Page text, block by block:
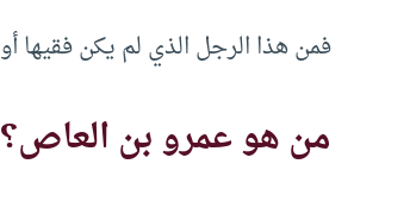
فمن هذا الرجل الذي لم يكن فقيها
من هو عمرو بن العاص؟